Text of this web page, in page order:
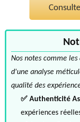
Nos notes comme
d'une analyse
qualité des
✅ Authenticité
expériences